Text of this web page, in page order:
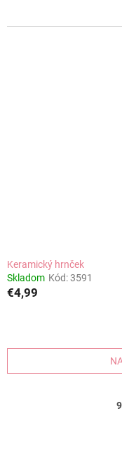
Keramický hrnček
Skladom Kód:3591
€4,99